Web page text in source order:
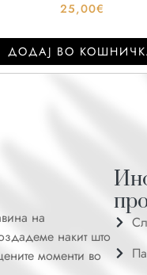
25,00€
ДОДАJ ВО
на
накит што
моменти во